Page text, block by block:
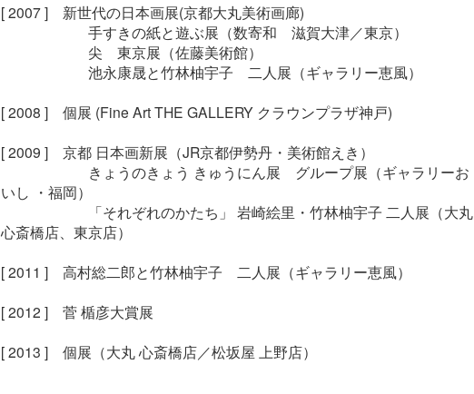
[ 2007 ]　新世代の日本画展(京都大丸美術画廊)
手すきの紙と遊ぶ展（数寄和　滋賀大津／東京）
尖　東京展（佐藤美術館）
池永康晟と竹林柚宇子　二人展（ギャラリー恵風）
[ 2008 ]　個展 (Fine Art THE GALLERY クラウンプラザ神戸)
[ 2009 ]　京都 日本画新展（JR京都伊勢丹・美術館えき）
きょうのきょう きゅうにん展　グループ展（ギャラリーお
いし ・福岡）
「それぞれのかたち」 岩崎絵里・竹林柚宇子 二人展（大丸
心斎橋店、東京店）
[ 2011 ]　高村総二郎と竹林柚宇子　二人展（ギャラリー恵風）
[ 2012 ]　菅 楯彦大賞展
[ 2013 ]　個展（大丸 心斎橋店／松坂屋 上野店）